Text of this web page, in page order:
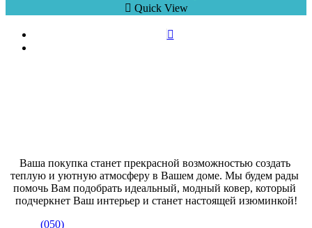
Quick View
Ваша покупка станет прекрасной возможностью создать
теплую и уютную атмосферу в Вашем доме. Мы будем рады
помочь Вам подобрать идеальный, модный ковер, который
подчеркнет Ваш интерьер и станет настоящей изюминкой!
(050)